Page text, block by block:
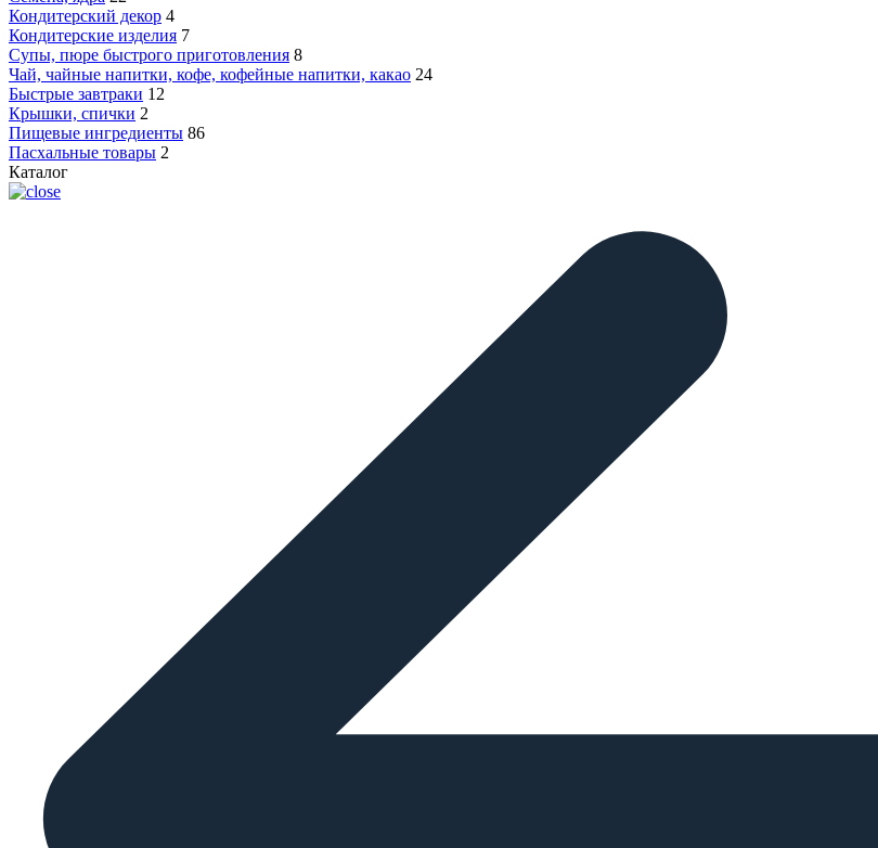
Кондитерский декор 4
Кондитерские изделия 7
Супы, пюре быстрого приготовления 8
Чай, чайные напитки, кофе, кофейные напитки, какао 24
Быстрые завтраки 12
Крышки, спички 2
Пищевые ингредиенты 86
Пасхальные товары 2
Каталог